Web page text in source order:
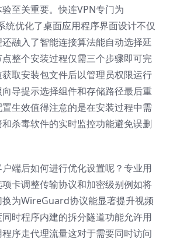
至关重要。快连VPN专门为
优化了桌面应用程序界面设计不仅
融入了智能连接算法能自动选择延
整个安装过程仅需三个步骤即可完
取安装包文件后以管理员权限运行
导提示选择组件和存储路径最后重
生效值得注意的是在安装过程中需
杀毒软件的实时监控功能避免误删
端后如何进行优化设置呢？专业用
卡调整传输协议和加密级别例如将
为WireGuard协议能显著提升视频
时程序内建的拆分隧道功能允许用
序走代理流量这对于需要同时访问